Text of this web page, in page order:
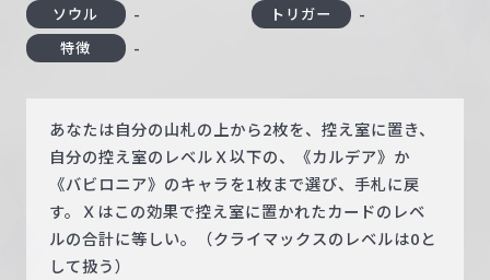
ソウル - トリガー -
特徴 -
あなたは自分の山札の上から2枚を、控え室に置き、
自分の控え室のレベルＸ以下の、《カルデア》か
《バビロニア》のキャラを1枚まで選び、手札に戻
す。Ｘはこの効果で控え室に置かれたカードのレベ
ルの合計に等しい。（クライマックスのレベルは0と
して扱う）